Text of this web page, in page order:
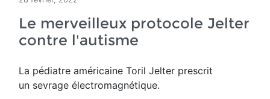
Le merveilleux protocole Jelter
contre l'autisme
La pédiatre américaine Toril Jelter prescrit
un sevrage électromagnétique.